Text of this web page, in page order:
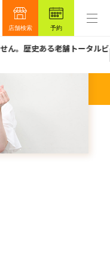
店舗検索 予約
。歴史ある老舗トータルビ